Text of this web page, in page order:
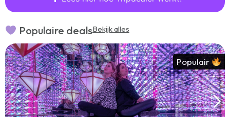
Populaire dealsBekijk alles
Populair